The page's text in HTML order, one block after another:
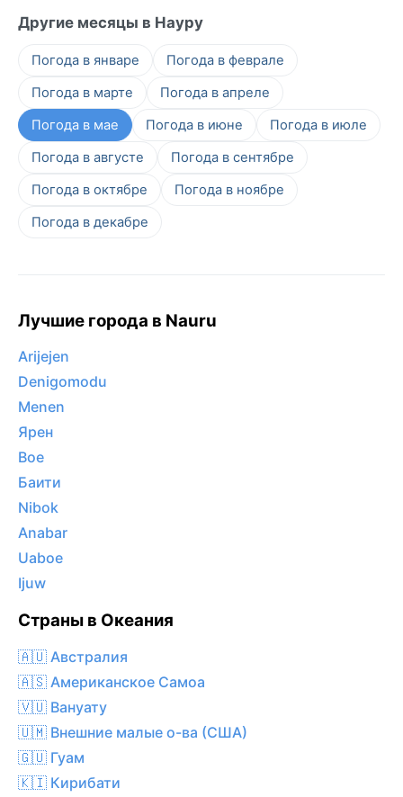
Другие месяцы в Науру
Погода в январе
Погода в феврале
Погода в марте
Погода в апреле
Погода в мае
Погода в июне
Погода в июле
Погода в августе
Погода в сентябре
Погода в октябре
Погода в ноябре
Погода в декабре
Лучшие города в Nauru
Arijejen
Denigomodu
Menen
Ярен
Boe
Баити
Nibok
Anabar
Uaboe
Ijuw
Страны в Океания
🇦🇺 Австралия
🇦🇸 Американское Самоа
🇻🇺 Вануату
🇺🇲 Внешние малые о-ва (США)
🇬🇺 Гуам
🇰🇮 Кирибати